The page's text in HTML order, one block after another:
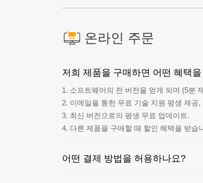
온라인 주문
저희 제품을 구매하면 어떤 혜택
1. 소프트웨어의 전 버전을 얻게 되며 (5분
2. 이메일을 통한 무료 기술 지원 평생 제
3. 최신 버전으로의 평생 무료 업데이트.
4. 다른 제품을 구매할 때 할인 혜택을 받습
어떤 결제 방법을 허용하나요?